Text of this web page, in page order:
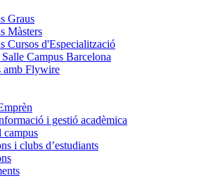
Graus
Màsters
Cursos d'Especialització
Campus Barcelona
amb Flywire
i gestió acadèmica
campus
i clubs d’estudiants